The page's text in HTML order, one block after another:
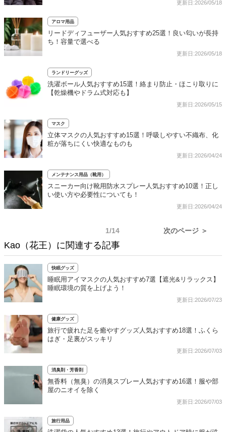
更新日:2026/05/18
アロマ用品
リードディフューザー人気おすすめ25選！良い匂いが長持
ち！容量で選べる
更新日:2026/05/18
ランドリーグッズ
洗濯ボール人気おすすめ15選！絡まり防止・ほこり取りに
【乾燥機やドラム式対応も】
更新日:2026/05/15
マスク
立体マスクの人気おすすめ15選！呼吸しやすい不織布、化
粧が落ちにくい快適なものも
更新日:2026/04/24
メンテナンス用品（靴用）
スニーカー向け靴用防水スプレー人気おすすめ10選！正し
い使い方や必要性についても！
更新日:2026/04/24
1/14 次のページ ＞
Kao（花王）に関連する記事
快眠グッズ
睡眠用アイマスクの人気おすすめ7選【遮光&リラックス】
睡眠環境の質を上げよう！
更新日:2026/07/23
健康グッズ
旅行で疲れた足を癒やすグッズ人気おすすめ18選！ふくら
はぎ・足裏がスッキリ
更新日:2026/07/03
消臭剤・芳香剤
無香料（無臭）の消臭スプレー人気おすすめ16選！服や部
屋のニオイを除く
更新日:2026/07/03
旅行用品